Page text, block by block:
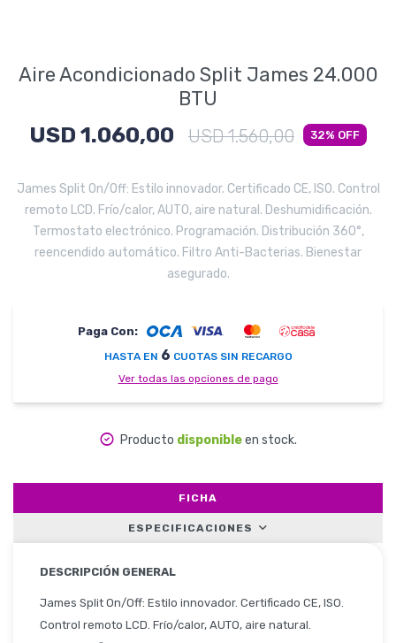
Aire Acondicionado Split James 24.000
BTU
USD 1.060,00 USD 1.560,00 32
James Split On/Off: Estilo innovador. Certificado CE, ISO. Control
remoto LCD. Frío/calor, AUTO, aire natural. Deshumidificación.
Termostato electrónico. Programación. Distribución 360°,
reencendido automático. Filtro Anti-Bacterias. Bienestar
asegurado.
Paga Con:
HASTA EN 6 CUOTAS SIN RECARGO
Ver todas las opciones de pago
Producto disponibleen stock.
FICHA
ESPECIFICACIONES
DESCRIPCIÓN GENERAL
James Split On/Off: Estilo innovador. Certificado CE, ISO.
Control remoto LCD. Frío/calor, AUTO, aire natural.
Pequeños electrodomésticos
Deportes y Tiempo Libre
Bebés y Niños
Belleza y Salud